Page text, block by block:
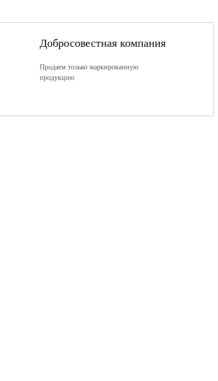
Добросовестная компания
Продаем только маркированную
продукцию